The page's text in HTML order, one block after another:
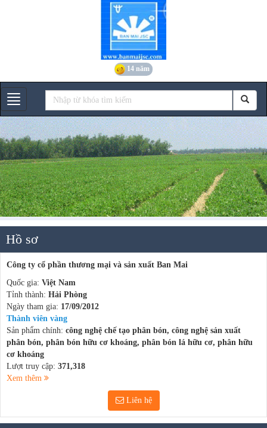
14 năm
Gian hàng
Hồ sơ
Công ty cổ phần thương mại và sản xuất Ban Mai
Quốc gia: Việt Nam
Tỉnh thành: Hải Phòng
Ngày tham gia: 17/09/2012
Thành viên vàng
Sản phẩm chính: công nghệ chế tạo phân bón, công nghệ sản xuất
phân bón, phân bón hữu cơ khoáng, phân bón lá hữu cơ, phân hữu
cơ khoáng
Lượt truy cập: 371,318
Xem thêm
Liên hệ